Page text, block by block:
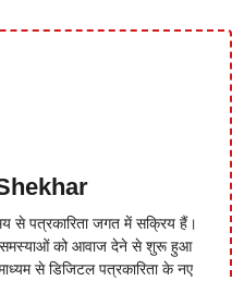
से पत्रकारिता जगत में सक्रिय हैं।
समस्याओं को आवाज देने से शुरू हुआ
से डिजिटल पत्रकारिता के नए